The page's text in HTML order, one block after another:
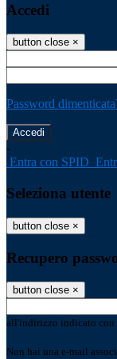
Accedi
button close ×
Password
-
Entra con SPID
Seleziona utente
button close ×
Recupero
button close ×
all'indirizzo indicato con
Non hai una e-mail